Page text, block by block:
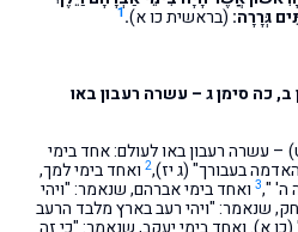
גְּרָרָה: (בראשית כו א).
1
כה סימן ג – עשרה רעבון באו
– עשרה רעבון באו לעולם: אחד בימי
בעבורך" (ג יז),2 ואחד בימי למך,
ה' ",3 ואחד בימי אברהם, שנאמר: "ויהי
שנאמר: "ויהי רעב בארץ מלבד הרעב